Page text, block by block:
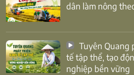
dân làm nông
tế tập thể, tạo
nghiệp bền vững